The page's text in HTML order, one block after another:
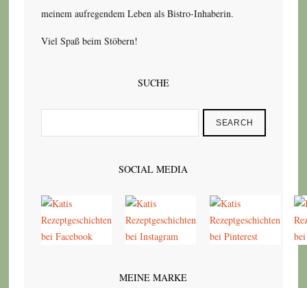
meinem aufregendem Leben als Bistro-Inhaberin.
Viel Spaß beim Stöbern!
SUCHE
SEARCH
SOCIAL MEDIA
MEINE MARKE